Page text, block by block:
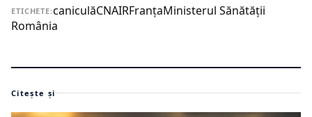
ETICHETE:caniculăCNAIRFranţaMinisterul Sănătății
România
Citește și